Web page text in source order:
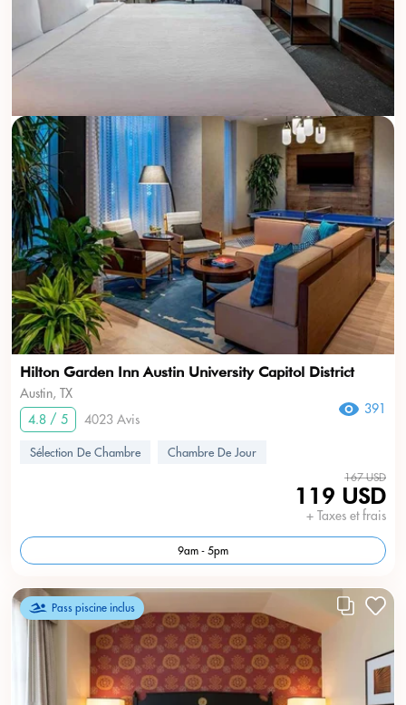
Hilton Garden Inn Austin University Capitol District
Austin, TX
4.8 / 5
4023 Avis
391
Sélection De Chambre Chambre De Jour
167 USD
119 USD
+ Taxes et frais
9am - 5pm
Pass piscine inclus